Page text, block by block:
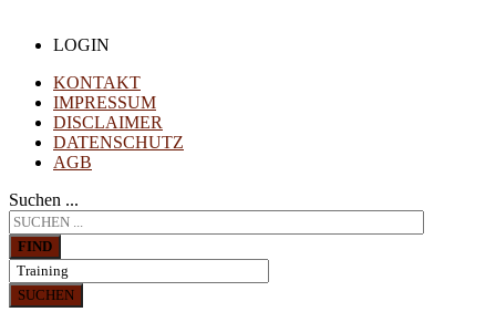
LOGIN
KONTAKT
IMPRESSUM
DISCLAIMER
DATENSCHUTZ
AGB
Suchen ...
FIND
SUCHEN